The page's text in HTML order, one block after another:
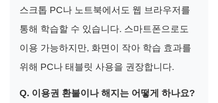
스크톱 PC나 노트북에서도 웹 브라우저를
통해 학습할 수 있습니다. 스마트폰으로도
이용 가능하지만, 화면이 작아 학습 효과를
위해 PC나 태블릿 사용을 권장합니다.
Q. 이용권 환불이나 해지는 어떻게 하나요?